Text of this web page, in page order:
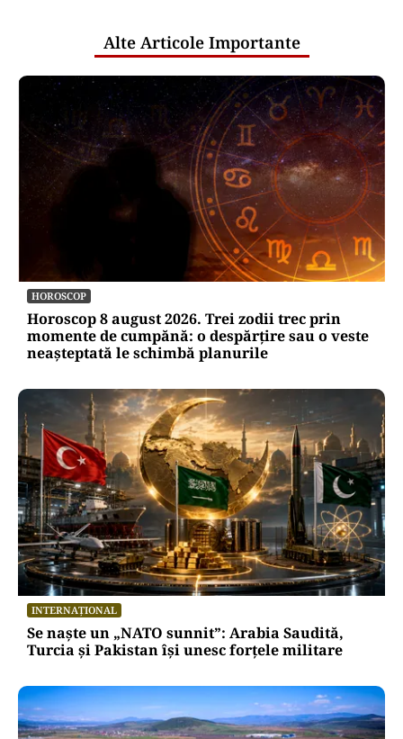
Alte Articole Importante
HOROSCOP
Horoscop 8 august 2026. Trei zodii trec prin
momente de cumpănă: o despărțire sau o veste
neașteptată le schimbă planurile
INTERNAȚIONAL
Se naște un „NATO sunnit”: Arabia Saudită,
Turcia și Pakistan își unesc forțele militare